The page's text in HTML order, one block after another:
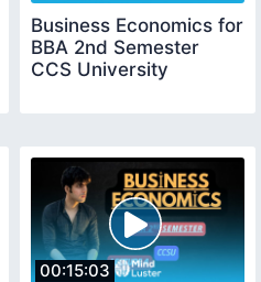
Business Economics for
BBA 2nd Semester
CCS University
00:15:03